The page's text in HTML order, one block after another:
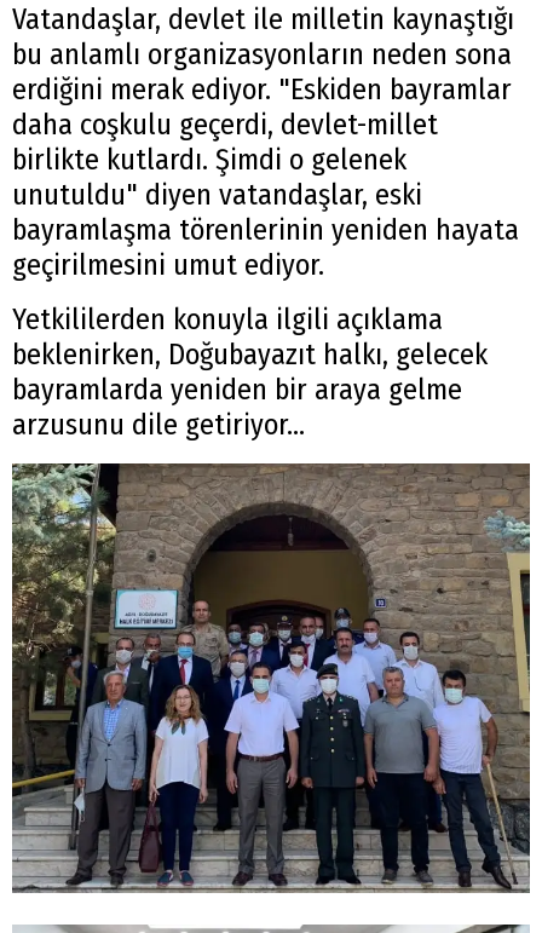
Vatandaşlar, devlet ile milletin kaynaştığı
bu anlamlı organizasyonların neden sona
erdiğini merak ediyor. "Eskiden bayramlar
daha coşkulu geçerdi, devlet-millet
birlikte kutlardı. Şimdi o gelenek
unutuldu" diyen vatandaşlar, eski
bayramlaşma törenlerinin yeniden hayata
geçirilmesini umut ediyor.
Yetkililerden konuyla ilgili açıklama
beklenirken, Doğubayazıt halkı, gelecek
bayramlarda yeniden bir araya gelme
arzusunu dile getiriyor...